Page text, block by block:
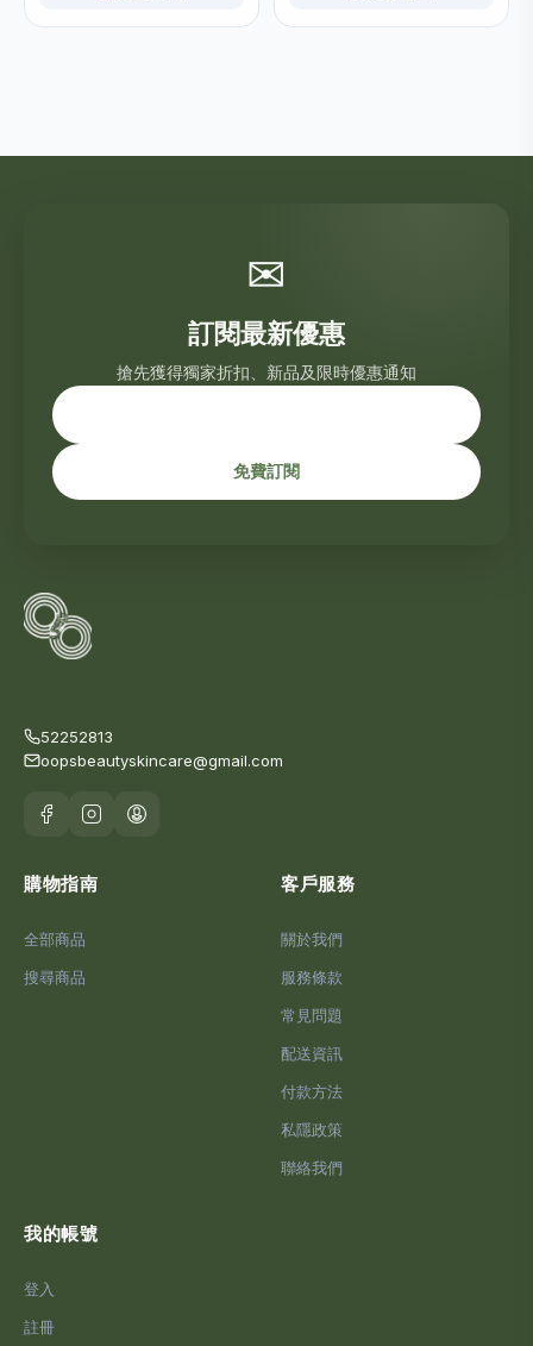
✉
訂閱最新優惠
搶先獲得獨家折扣、新品及限時優惠通知
免費訂閱
52252813
oopsbeautyskincare@gmail.com
購物指南
全部商品
搜尋商品
客戶服務
關於我們
服務條款
常見問題
配送資訊
付款方法
私隱政策
聯絡我們
我的帳號
登入
註冊